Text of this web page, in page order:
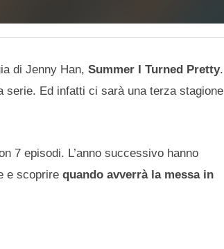
di Jenny Han, Summer I Turned Pretty.
serie. Ed infatti ci sarà una terza stagione
7 episodi. L’anno successivo hanno
e scoprirequando avverrà la messa in